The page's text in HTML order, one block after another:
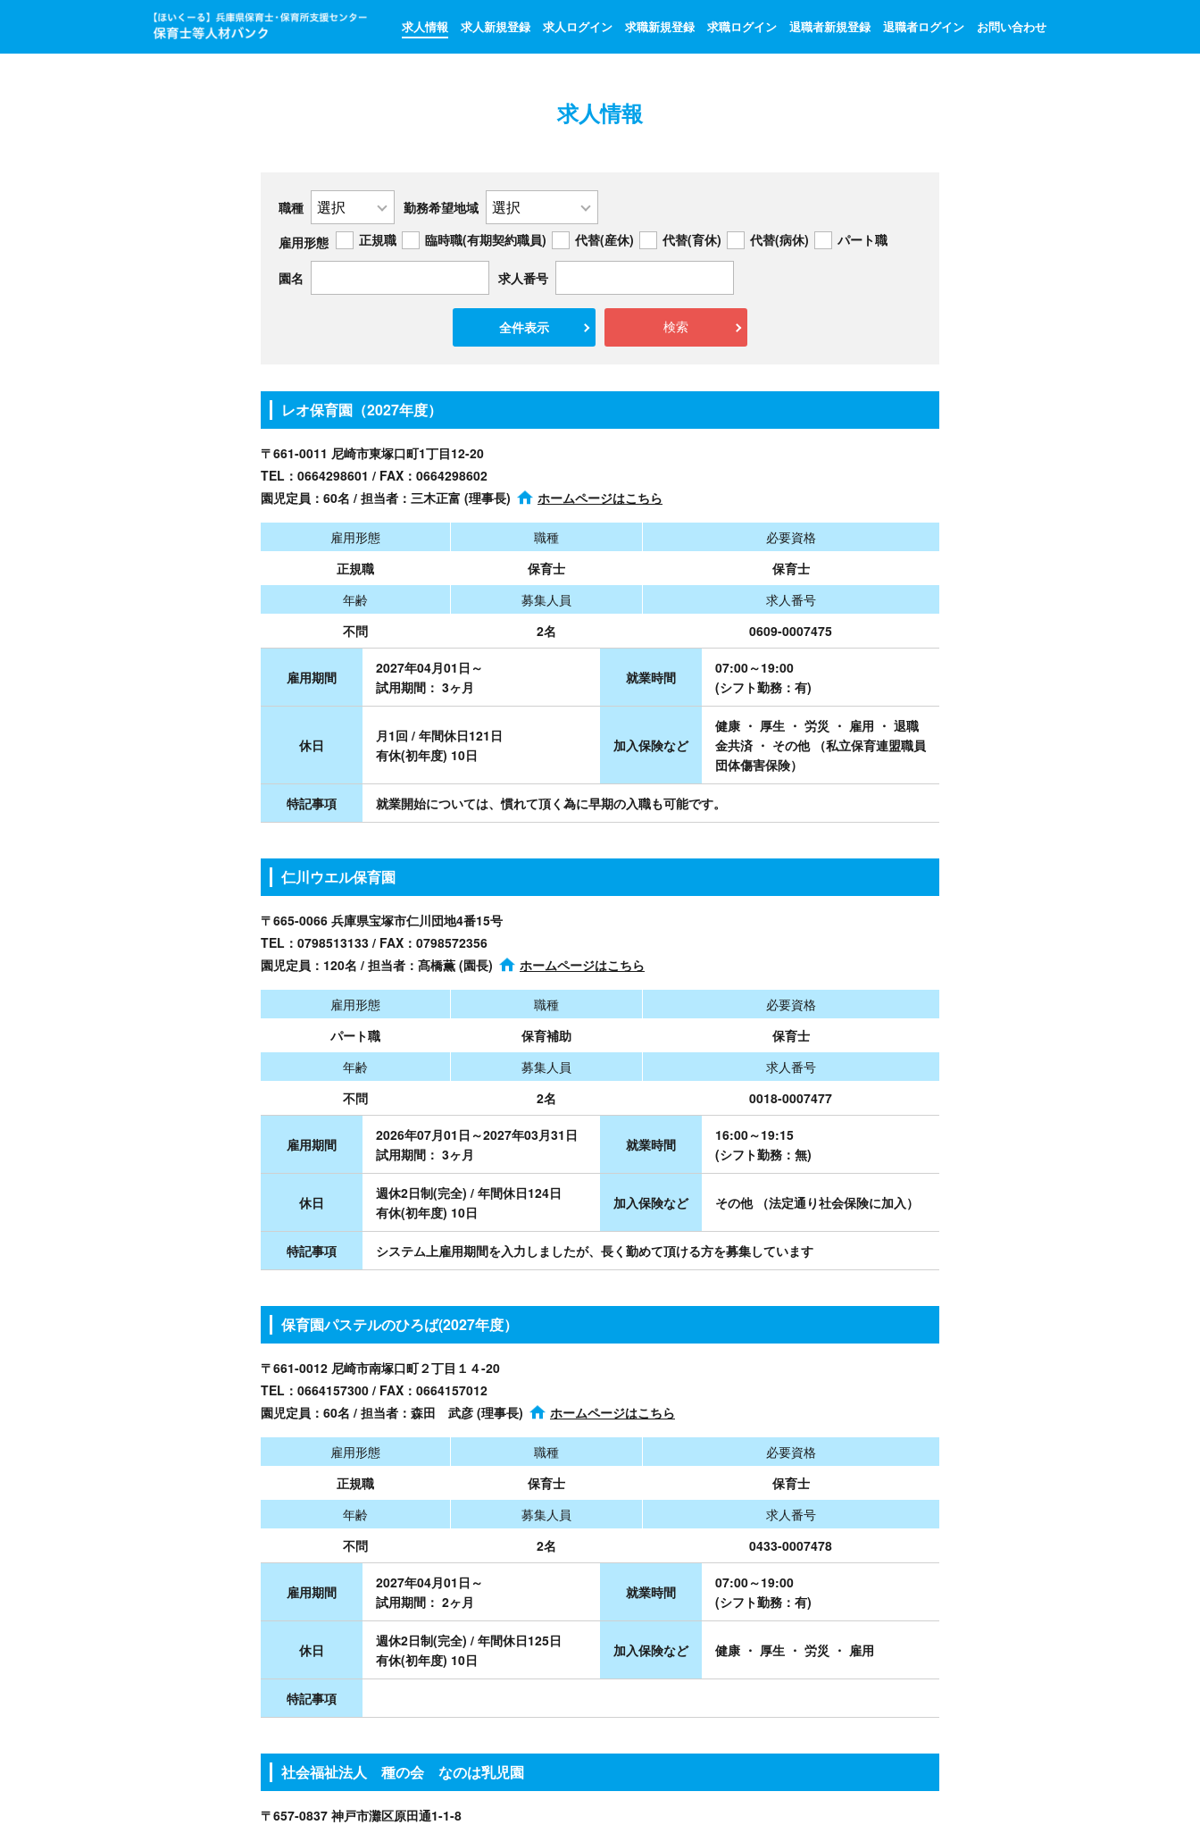
求人情報 求人新規登録 求人ログイン 求職新規登録 求職ログイン 退職者新規登録 退職者ログイン お問い合わせ
求人情報
職種
勤務希望地域
雇用形態
正規職 臨時職(有期契約職員) 代替(産休) 代替(育休) 代替(病休) パート職
園名 求人番号
全件表示 検索
レオ保育園（2027年度）
〒661-0011 尼崎市東塚口町1丁目12-20
TEL： 0664298601 / FAX：0664298602
園児定員：60名 / 担当者：三木正富 (理事長)
ホームページはこちら
雇用形態 職種
必要資格
正規職
保育士
保育士
年齢
募集人員
求人番号
不問
2名 0609-0007475
雇用期間
2027年04月01日～
試用期間： 3ヶ月
就業時間
07:00～19:00
(シフト勤務：有)
休日
月1回 / 年間休日121日
有休(初年度) 10日
加入保険など
健康 ・ 厚生 ・ 労災 ・ 雇用 ・ 退職
金共済 ・ その他 （私立保育連盟職員
団体傷害保険）
特記事項 就業開始については、慣れて頂く為に早期の入職も可能です。
仁川ウエル保育園
〒665-0066 兵庫県宝塚市仁川団地4番15号
TEL： 0798513133 / FAX：0798572356
園児定員：120名 / 担当者：髙橋薫 (園長)
ホームページはこちら
雇用形態 職種
必要資格
パート職
保育補助
保育士
年齢
募集人員
求人番号
不問
2名 0018-0007477
雇用期間
2026年07月01日～2027年03月31日
試用期間： 3ヶ月
就業時間
16:00～19:15
(シフト勤務：無)
休日
週休2日制(完全) / 年間休日124日
有休(初年度) 10日
加入保険など その他 （法定通り社会保険に加入）
特記事項 システム上雇用期間を入力しましたが、長く勤めて頂ける方を募集しています
保育園パステルのひろば(2027年度）
〒661-0012 尼崎市南塚口町２丁目１４-20
TEL： 0664157300 / FAX：0664157012
園児定員：60名 / 担当者：森田 武彦 (理事長)
ホームページはこちら
雇用形態 職種
必要資格
正規職
保育士
保育士
年齢
募集人員
求人番号
不問
2名 0433-0007478
雇用期間
2027年04月01日～
試用期間： 2ヶ月
就業時間
07:00～19:00
(シフト勤務：有)
休日
週休2日制(完全) / 年間休日125日
有休(初年度) 10日
加入保険など 健康 ・ 厚生 ・ 労災 ・ 雇用
特記事項
社会福祉法人 種の会 なのは乳児園
〒657-0837 神戸市灘区原田通1-1-8